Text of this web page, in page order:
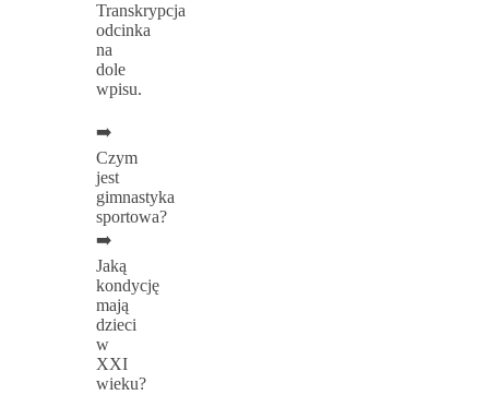
Transkrypcja
odcinka
na
dole
wpisu.
➡️
Czym
jest
gimnastyka
sportowa?
➡️
Jaką
kondycję
mają
dzieci
w
XXI
wieku?